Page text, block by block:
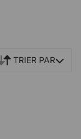
TRIER PAR